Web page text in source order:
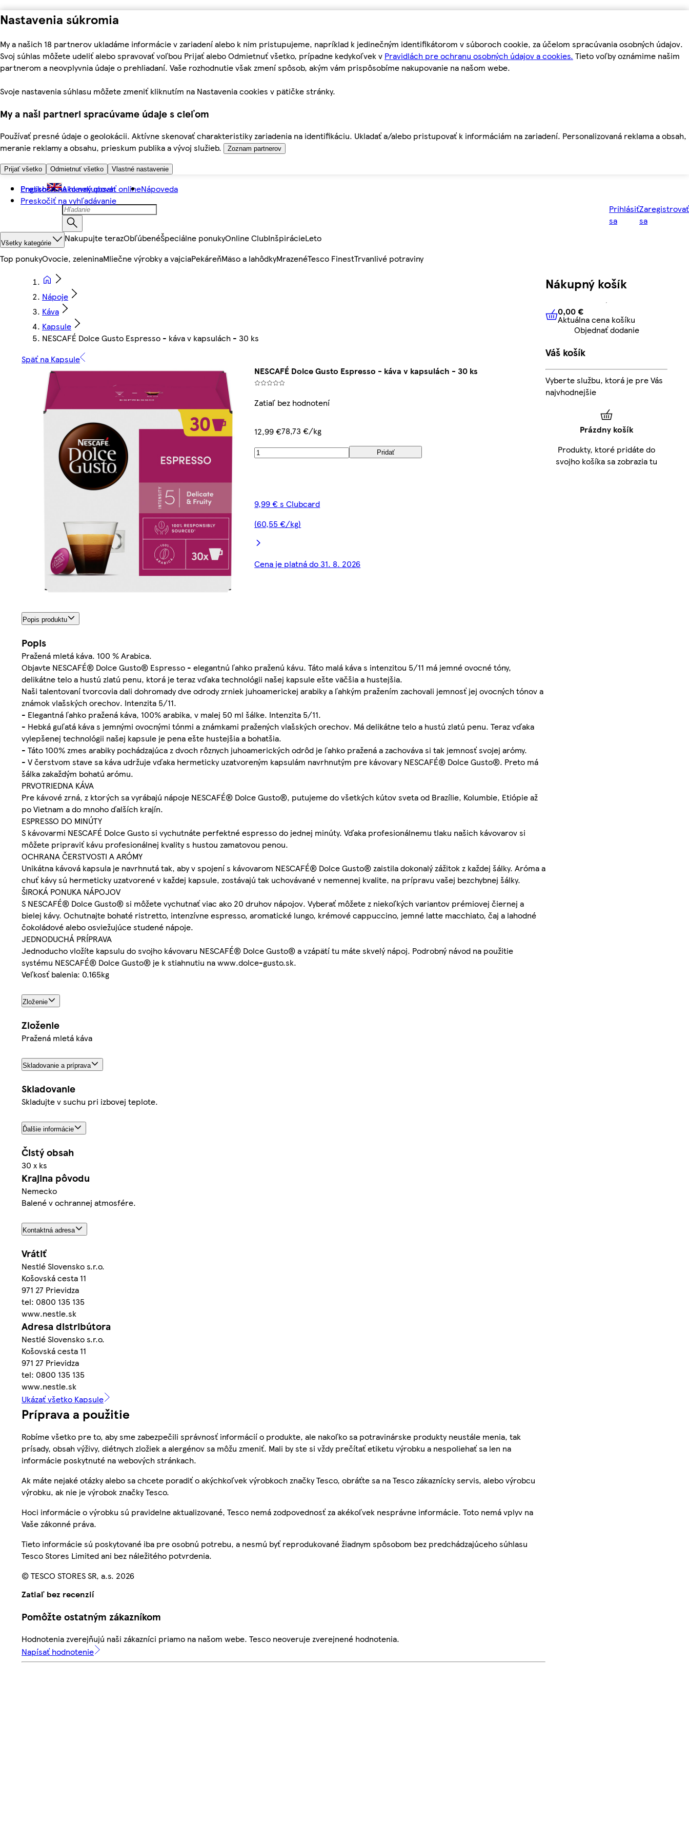
Nastavenia súkromia
My a našich 18 partnerov ukladáme informácie v zariadení alebo k nim pristupujeme, napríklad k jedinečným identifikátorom v súboroch cookie, za účelom spracúvania osobných údajov.
Svoj súhlas môžete udeliť alebo spravovať voľbou Prijať alebo Odmietnuť všetko, prípadne kedykoľvek v Pravidlách pre ochranu osobných údajov a cookies. Tieto voľby oznámime našim
partnerom a neovplyvnia údaje o prehliadaní. Vaše rozhodnutie však zmení spôsob, akým vám prispôsobíme nakupovanie na našom webe.
Svoje nastavenia súhlasu môžete zmeniť kliknutím na Nastavenia cookies v pätičke stránky.
My a naši partneri spracúvame údaje s cieľom
Používať presné údaje o geolokácii. Aktívne skenovať charakteristiky zariadenia na identifikáciu. Ukladať a/alebo pristupovať k informáciám na zariadení. Personalizovaná reklama a obsah,
meranie reklamy a obsahu, prieskum publika a vývoj služieb.
Zoznam partnerov
Prijať všetko Odmietnuť všetko Vlastné nastavenie
Preskočiť na hlavný obsah
Preskočiť na vyhľadávanie
English Ako nakupovať onlineNápoveda
Prihlásiť
sa
Zaregistrovať
sa
Všetky kategórie Nakupujte terazObľúbenéŠpeciálne ponukyOnline ClubInšpirácieLeto
Top ponukyOvocie, zeleninaMliečne výrobky a vajciaPekáreňMäso a lahôdkyMrazenéTesco FinestTrvanlivé potraviny
Nápoje
Káva
Kapsule
NESCAFÉ Dolce Gusto Espresso - káva v kapsulách - 30 ks
Späť na Kapsule
NESCAFÉ Dolce Gusto Espresso - káva v kapsulách - 30 ks
Zatiaľ bez hodnotení
12,99 €78,73 €/kg
Pridať
9,99 € s Clubcard
(60,55 €/kg)
Cena je platná do 31. 8. 2026
Popis produktu
Popis
Pražená mletá káva. 100 % Arabica.
Objavte NESCAFÉ® Dolce Gusto® Espresso - elegantnú ľahko praženú kávu. Táto malá káva s intenzitou 5/11 má jemné ovocné tóny,
delikátne telo a hustú zlatú penu, ktorá je teraz vďaka technológii našej kapsule ešte väčšia a hustejšia.
Naši talentovaní tvorcovia dali dohromady dve odrody zrniek juhoamerickej arabiky a ľahkým pražením zachovali jemnosť jej ovocných tónov a
známok vlašských orechov. Intenzita 5/11.
- Elegantná ľahko pražená káva, 100% arabika, v malej 50 ml šálke. Intenzita 5/11.
- Hebká guľatá káva s jemnými ovocnými tónmi a známkami pražených vlašských orechov. Má delikátne telo a hustú zlatú penu. Teraz vďaka
vylepšenej technológii našej kapsule je pena ešte hustejšia a bohatšia.
- Táto 100% zmes arabiky pochádzajúca z dvoch rôznych juhoamerických odrôd je ľahko pražená a zachováva si tak jemnosť svojej arómy.
- V čerstvom stave sa káva udržuje vďaka hermeticky uzatvoreným kapsulám navrhnutým pre kávovary NESCAFÉ® Dolce Gusto®. Preto má
šálka zakaždým bohatú arómu.
PRVOTRIEDNA KÁVA
Pre kávové zrná, z ktorých sa vyrábajú nápoje NESCAFÉ® Dolce Gusto®, putujeme do všetkých kútov sveta od Brazílie, Kolumbie, Etiópie až
po Vietnam a do mnoho ďalších krajín.
ESPRESSO DO MINÚTY
S kávovarmi NESCAFÉ Dolce Gusto si vychutnáte perfektné espresso do jednej minúty. Vďaka profesionálnemu tlaku našich kávovarov si
môžete pripraviť kávu profesionálnej kvality s hustou zamatovou penou.
OCHRANA ČERSTVOSTI A ARÓMY
Unikátna kávová kapsula je navrhnutá tak, aby v spojení s kávovarom NESCAFÉ® Dolce Gusto® zaistila dokonalý zážitok z každej šálky. Aróma a
chuť kávy sú hermeticky uzatvorené v každej kapsule, zostávajú tak uchovávané v nemennej kvalite, na prípravu vašej bezchybnej šálky.
ŠIROKÁ PONUKA NÁPOJOV
S NESCAFÉ® Dolce Gusto® si môžete vychutnať viac ako 20 druhov nápojov. Vyberať môžete z niekoľkých variantov prémiovej čiernej a
bielej kávy. Ochutnajte bohaté ristretto, intenzívne espresso, aromatické lungo, krémové cappuccino, jemné latte macchiato, čaj a lahodné
čokoládové alebo osviežujúce studené nápoje.
JEDNODUCHÁ PRÍPRAVA
Jednoducho vložíte kapsulu do svojho kávovaru NESCAFÉ® Dolce Gusto® a vzápätí tu máte skvelý nápoj. Podrobný návod na použitie
systému NESCAFÉ® Dolce Gusto® je k stiahnutiu na www.dolce-gusto.sk.
Veľkosť balenia: 0.165kg
Zloženie
Zloženie
Pražená mletá káva
Skladovanie a príprava
Skladovanie
Skladujte v suchu pri izbovej teplote.
Ďalšie informácie
Čistý obsah
30 x ks
Krajina pôvodu
Nemecko
Balené v ochrannej atmosfére.
Kontaktná adresa
Vrátiť
Nestlé Slovensko s.r.o.
Košovská cesta 11
971 27 Prievidza
tel: 0800 135 135
www.nestle.sk
Adresa distribútora
Nestlé Slovensko s.r.o.
Košovská cesta 11
971 27 Prievidza
tel: 0800 135 135
www.nestle.sk
Ukázať všetko Kapsule
Príprava a použitie
Robíme všetko pre to, aby sme zabezpečili správnosť informácií o produkte, ale nakoľko sa potravinárske produkty neustále menia, tak
prísady, obsah výživy, diétnych zložiek a alergénov sa môžu zmeniť. Mali by ste si vždy prečítať etiketu výrobku a nespoliehať sa len na
informácie poskytnuté na webových stránkach.
Ak máte nejaké otázky alebo sa chcete poradiť o akýchkoľvek výrobkoch značky Tesco, obráťte sa na Tesco zákaznícky servis, alebo výrobcu
výrobku, ak nie je výrobok značky Tesco.
Hoci informácie o výrobku sú pravidelne aktualizované, Tesco nemá zodpovednosť za akékoľvek nesprávne informácie. Toto nemá vplyv na
Vaše zákonné práva.
Tieto informácie sú poskytované iba pre osobnú potrebu, a nesmú byť reprodukované žiadnym spôsobom bez predchádzajúceho súhlasu
Tesco Stores Limited ani bez náležitého potvrdenia.
© TESCO STORES SR, a.s. 2026
Zatiaľ bez recenzií
Pomôžte ostatným zákazníkom
Hodnotenia zverejňujú naši zákazníci priamo na našom webe. Tesco neoveruje zverejnené hodnotenia.
Napísať hodnotenie
Nákupný košík
0,00 € Aktuálna cena košíku
0,00 €
Aktuálna cena košíku
Objednať dodanie
Váš košík
Vyberte službu, ktorá je pre Vás
najvhodnejšie
Prázdny košík
Produkty, ktoré pridáte do
svojho košíka sa zobrazia tu